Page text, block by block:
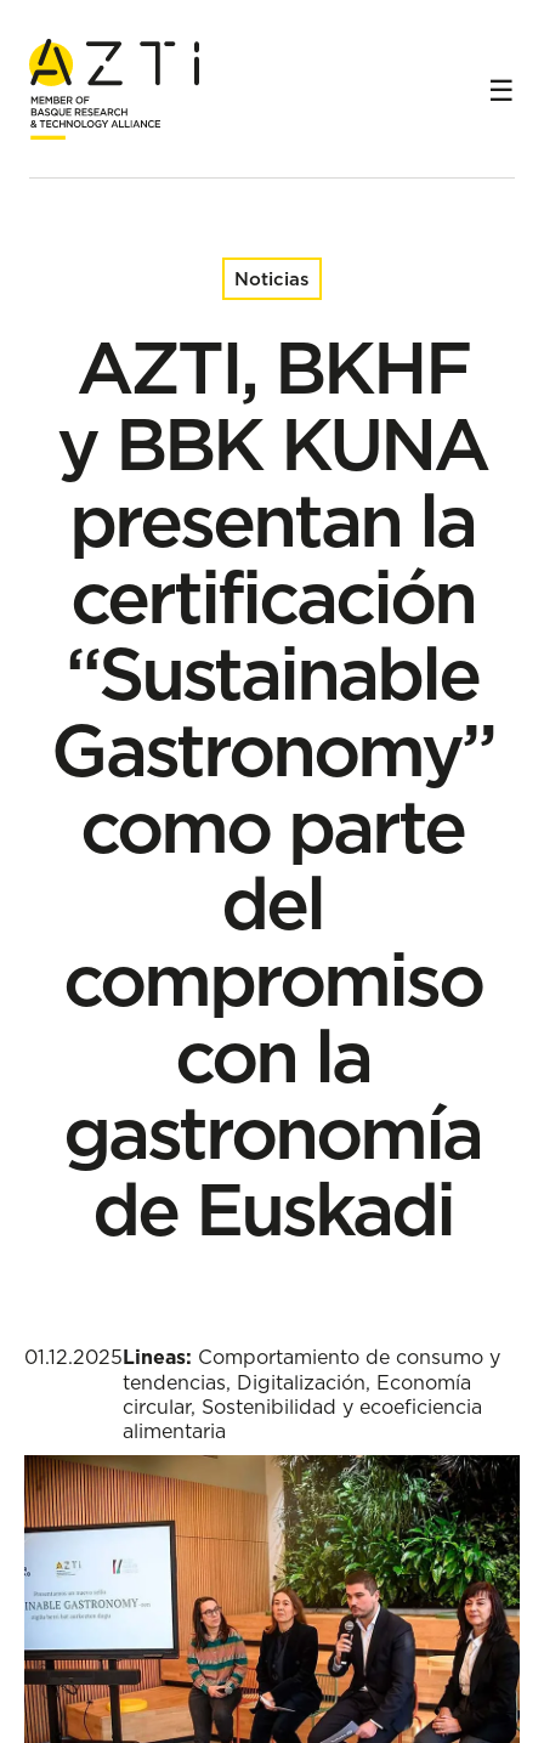
Inicio
Noticias
AZTI, BKHF y BBK KUNA presentan la certificación
“Sustainable Gastronomy” como parte del compromiso
con la gastronomía de Euskadi
Noticias
AZTI, BKHF
y BBK KUNA
presentan la
certificación
“Sustainable
Gastronomy”
como parte
del
compromiso
con la
gastronomía
de Euskadi
01.12.2025Lineas: Comportamiento de consumo y
tendencias, Digitalización, Economía
circular, Sostenibilidad y ecoeficiencia
alimentaria